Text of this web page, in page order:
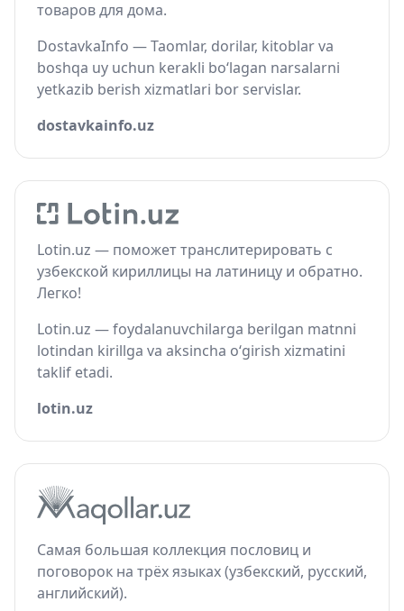
товаров для дома.
DostavkaInfo — Taomlar, dorilar, kitoblar va
boshqa uy uchun kerakli bo‘lagan narsalarni
yetkazib berish xizmatlari bor servislar.
dostavkainfo.uz
Lotin.uz — поможет транслитерировать с
узбекской кириллицы на латиницу и обратно.
Легко!
Lotin.uz — foydalanuvchilarga berilgan matnni
lotindan kirillga va aksincha o‘girish xizmatini
taklif etadi.
lotin.uz
Самая большая коллекция пословиц и
поговорок на трёх языках (узбекский, русский,
английский).